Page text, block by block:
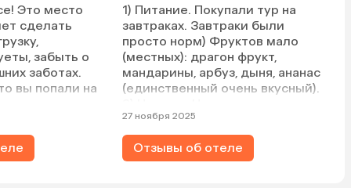
Это место
сделать
забыть о
заботах.
вы попали на
есть, но
спокойно.
номерах уборка
день.
1) Питание. Покупали тур на
завтраках. Завтраки были
просто норм) Фруктов мало
(местных): драгон фрукт,
мандарины, арбуз, дыня, ананас
(единственный очень вкусный).
ничего плохого не скажешь, но
отсутствие стены для ванной +
туалет просто странно,
приватности 0, ночью тихонько
27 ноября 2025
Отзывы об отеле